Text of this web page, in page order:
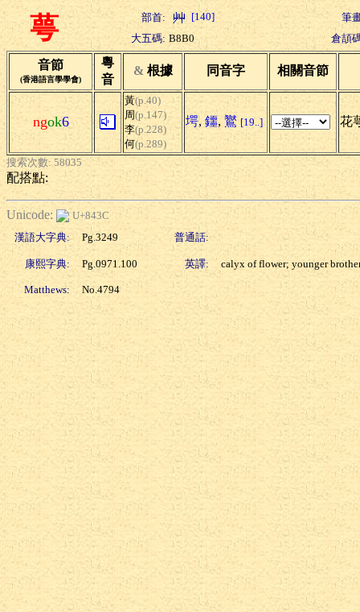
萼 部首: [140]
筆
大五碼: B8B0 倉頡
音節
(香港語言學學會)
粵
音
& 根據 同音字 相關音節
ngok6
黃(p.40)
周(p.147)
李(p.228)
何(p.289)
堮, 鑩, 鸑 [19..] 花
搜索次數: 58035
配搭點:
Unicode:
U+843C
漢語大字典:
Pg.3249 普通話:
康熙字典: Pg.0971.100 英譯: calyx of flower; younger
Matthews: No.4794